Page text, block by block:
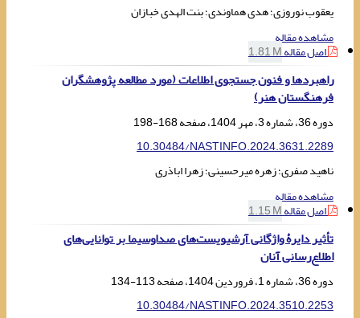
یعقوب نوروزی؛ هدی هماوندی؛ بنت الهدی خبازان
مشاهده مقاله
اصل مقاله1.81 M
راهبردها و فنون جستجوی اطلاعات (مورد مطالعه پژوهشگران
فرهنگستان هنر)
دوره 36، شماره 3، مهر 1404، صفحه
168-198
10.30484/NASTINFO.2024.3631.2289
ناهید صفری؛ زهره میرحسینی؛ زهرا اباذری
مشاهده مقاله
اصل مقاله1.15 M
تأثیر دایرۀ واژگانی آرشیویست‌های صداوسیما بر توانایی‌های
اطلاع‌رسانی آنان
دوره 36، شماره 1، فروردین 1404، صفحه
113-134
10.30484/NASTINFO.2024.3510.2253